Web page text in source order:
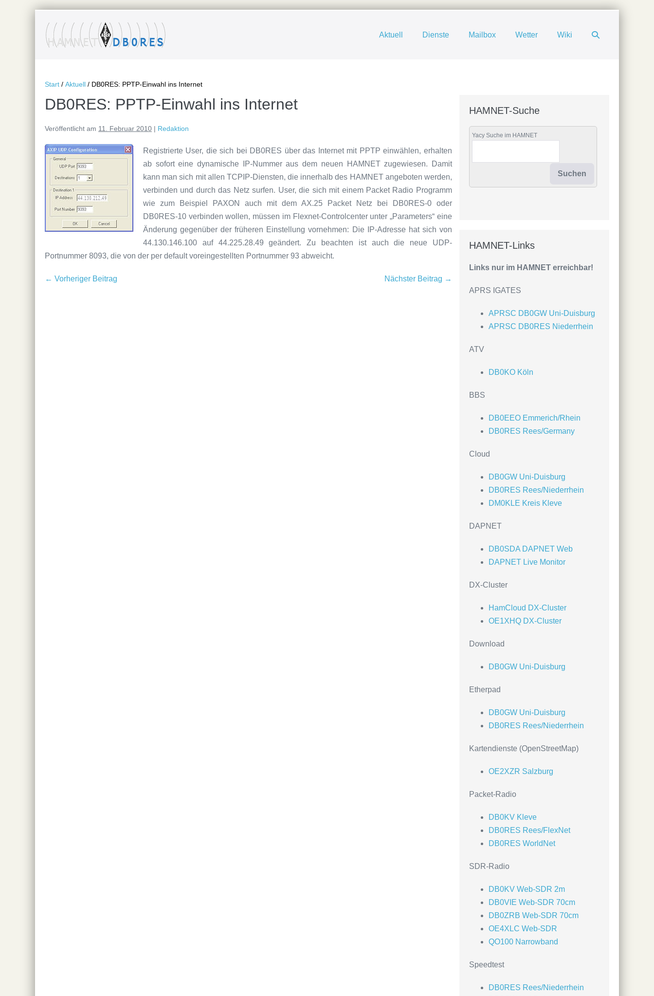
Aktuell Dienste Mailbox Wetter Wiki
Suche-
Start / Aktuell / DB0RES: PPTP-Einwahl ins Internet
DB0RES: PPTP-Einwahl ins Internet
Veröffentlicht am 11. Februar 2010 | Redaktion
Registrierte User, die sich bei DB0RES über das Internet mit PPTP einwählen, erhalten
ab sofort eine dynamische IP-Nummer aus dem neuen HAMNET zugewiesen. Damit
kann man sich mit allen TCPIP-Diensten, die innerhalb des HAMNET angeboten werden,
verbinden und durch das Netz surfen. User, die sich mit einem Packet Radio Programm
wie zum Beispiel PAXON auch mit dem AX.25 Packet Netz bei DB0RES-0 oder
DB0RES-10 verbinden wollen, müssen im Flexnet-Controlcenter unter „Parameters“ eine
Änderung gegenüber der früheren Einstellung vornehmen: Die IP-Adresse hat sich von
44.130.146.100 auf 44.225.28.49 geändert. Zu beachten ist auch die neue UDP-
Portnummer 8093, die von der per default voreingestellten Portnummer 93 abweicht.
Beitragsnavigation
← Vorheriger Beitrag Nächster Beitrag →
HAMNET-Suche
Yacy Suche im HAMNET
HAMNET-Links
Links nur im HAMNET erreichbar!
APRS IGATES
APRSC DB0GW Uni-Duisburg
APRSC DB0RES Niederrhein
ATV
DB0KO Köln
BBS
DB0EEO Emmerich/Rhein
DB0RES Rees/Germany
Cloud
DB0GW Uni-Duisburg
DB0RES Rees/Niederrhein
DM0KLE Kreis Kleve
DAPNET
DB0SDA DAPNET Web
DAPNET Live Monitor
DX-Cluster
HamCloud DX-Cluster
OE1XHQ DX-Cluster
Download
DB0GW Uni-Duisburg
Etherpad
DB0GW Uni-Duisburg
DB0RES Rees/Niederrhein
Kartendienste (OpenStreetMap)
OE2XZR Salzburg
Packet-Radio
DB0KV Kleve
DB0RES Rees/FlexNet
DB0RES WorldNet
SDR-Radio
DB0KV Web-SDR 2m
DB0VIE Web-SDR 70cm
DB0ZRB Web-SDR 70cm
OE4XLC Web-SDR
QO100 Narrowband
Speedtest
DB0RES Rees/Niederrhein